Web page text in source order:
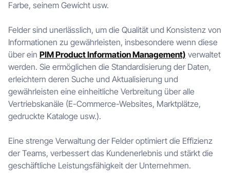
Farbe, seinem Gewicht usw.
Felder sind unerlässlich, um die Qualität und Konsistenz von
Informationen zu gewährleisten, insbesondere wenn diese
über ein PIM Product Information Management) verwaltet
werden. Sie ermöglichen die Standardisierung der Daten,
erleichtern deren Suche und Aktualisierung und
gewährleisten eine einheitliche Verbreitung über alle
Vertriebskanäle (E-Commerce-Websites, Marktplätze,
gedruckte Kataloge usw.).
Eine strenge Verwaltung der Felder optimiert die Effizienz
der Teams, verbessert das Kundenerlebnis und stärkt die
geschäftliche Leistungsfähigkeit der Unternehmen.